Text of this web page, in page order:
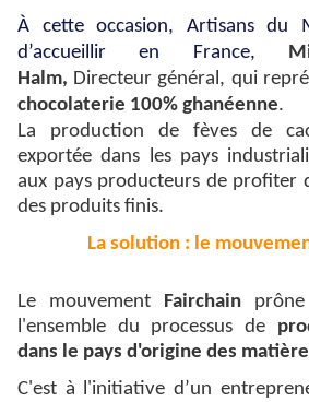
À cette occasion, Artisans du
d’accueillir en France,
Halm, Directeur général, qui
chocolaterie 100% ghanéenne.
La production de fèves de
exportée dans les pays
aux pays producteurs de profiter
des produits finis.
La solution : le
Le mouvement Fairchain
l'ensemble du processus de
dans le pays d'origine des
C'est à l'initiative d’un